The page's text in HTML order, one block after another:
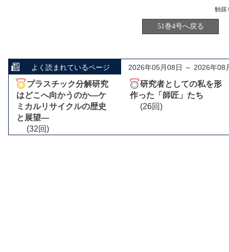
51巻4号へ戻る
よく読まれているページ 2026年05月08日 ～ 2026年08
プラスチック分解研究
はどこへ向かうのか―ケ
ミカルリサイクルの歴史
と展望―
(32回)
研究者としての私を形
作った「師匠」たち
(26回)